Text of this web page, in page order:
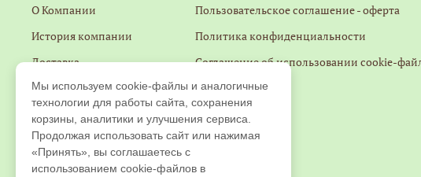
О Компании
История компании
Доставка
Оплата
Оптовику и СП
Отзывы
Пользовательское соглашение - оферта
Политика конфиденциальности
Соглашение об использовании cookie-
Контакты
Обратная связь
Главная
Мы используем cookie-файлы и аналогичные
технологии для работы сайта, сохранения
корзины, аналитики и улучшения сервиса.
Продолжая использовать сайт или нажимая
«Принять», вы соглашаетесь с
использованием cookie-файлов в